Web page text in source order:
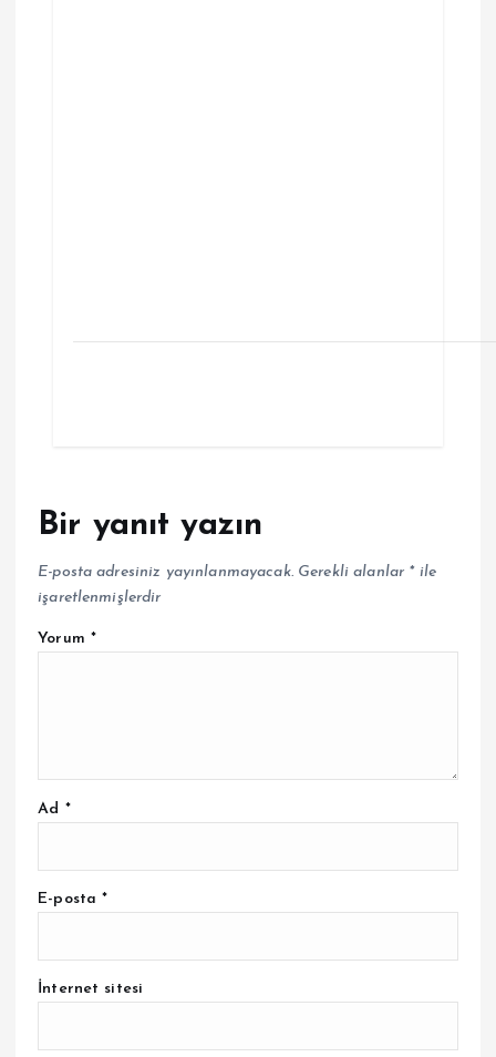
Bir yanıt yazın
E-posta adresiniz yayınlanmayacak. Gerekli alanlar *ile
işaretlenmişlerdir
Yorum *
Ad *
E-posta*
İnternet sitesi